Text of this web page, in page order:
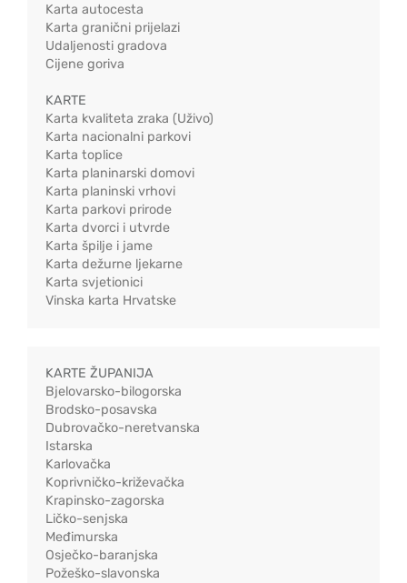
Karta autocesta
Karta granični prijelazi
Udaljenosti gradova
Cijene goriva
KARTE
Karta kvaliteta zraka (Uživo)
Karta nacionalni parkovi
Karta toplice
Karta planinarski domovi
Karta planinski vrhovi
Karta parkovi prirode
Karta dvorci i utvrde
Karta špilje i jame
Karta dežurne ljekarne
Karta svjetionici
Vinska karta Hrvatske
KARTE ŽUPANIJA
Bjelovarsko-bilogorska
Brodsko-posavska
Dubrovačko-neretvanska
Istarska
Karlovačka
Koprivničko-križevačka
Krapinsko-zagorska
Ličko-senjska
Međimurska
Osječko-baranjska
Požeško-slavonska